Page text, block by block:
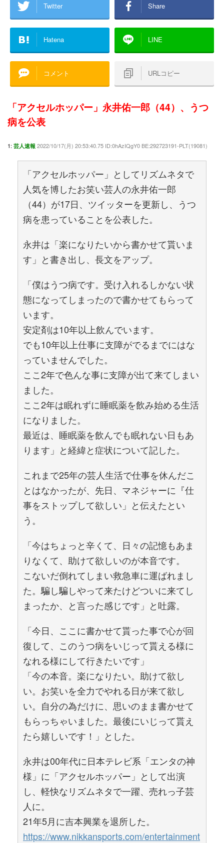
Twitter Share
Hatena LINE
コメント URLコピー
「アクセルホッパー」永井佑一郎（44）、うつ
病を公表
1: 芸人速報 2022/10/17(月) 20:53:40.75 ID:0hAzIQgY0 BE:292723191-PLT(19081)
「アクセルホッパー」としてリズムネタで
人気を博したお笑い芸人の永井佑一郎
（44）が17日、ツイッターを更新し、うつ
病を患っていることを公表した。
永井は「楽になりたいから書かせて貰いま
す」と書き出し、長文をアップ。
「僕はうつ病です。受け入れるしかない状
態になってしまったので書かせてもらって
います。
安定剤は10年以上飲んでいます。
でも10年以上仕事に支障がでるまでにはな
っていませんでした。
ここ2年で色んな事に支障が出て来てしまい
ました。
ここ2年は眠れずに睡眠薬を飲み始める生活
になりました。
最近は、睡眠薬を飲んでも眠れない日もあ
ります」と経緯と症状について記した。
これまで25年の芸人生活で仕事を休んだこ
とはなかったが、先日、マネジャーに『仕
事をストップして欲しい」と伝えたとい
う。
「今はちょっと辛くて、日々の記憶もあま
りなくて、助けて欲しいのが本音です。
こないだ倒れてしまい救急車に運ばれまし
た。騙し騙しやって来たけどついに来てし
まったか、と言った感じです」と吐露。
「今日、ここに書かせて貰った事で心が回
復して、このうつ病をいじって貰える様に
なれる様にして行きたいです」
「今の本音。楽になりたい。助けて欲し
い。お笑いを全力でやれる日が来て欲し
い。自分の為だけに、思いのまま書かせて
もらっちゃいました。最後にいじって貰え
たら嬉しいです！」とした。
永井は00年代に日本テレビ系「エンタの神
様」に「アクセルホッパー」として出演
し、軽快なリズムネタで一躍、売れっ子芸
人に。
21年5月に吉本興業を退所した。
https://www.nikkansports.com/entertainment